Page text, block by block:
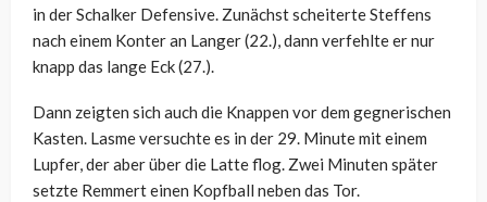
in der Schalker Defensive. Zunächst scheiterte Steffens
nach einem Konter an Langer (22.), dann verfehlte er nur
knapp das lange Eck (27.).
Dann zeigten sich auch die Knappen vor dem gegnerischen
Kasten. Lasme versuchte es in der 29. Minute mit einem
Lupfer, der aber über die Latte flog. Zwei Minuten später
setzte Remmert einen Kopfball neben das Tor.